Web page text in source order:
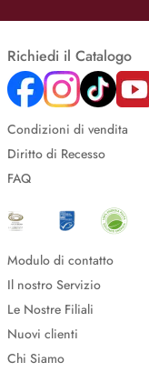
Richiedi il Catalogo
Condizioni di vendita
Diritto di Recesso
FAQ
Modulo di contatto
Il nostro Servizio
Le Nostre Filiali
Nuovi clienti
Chi Siamo